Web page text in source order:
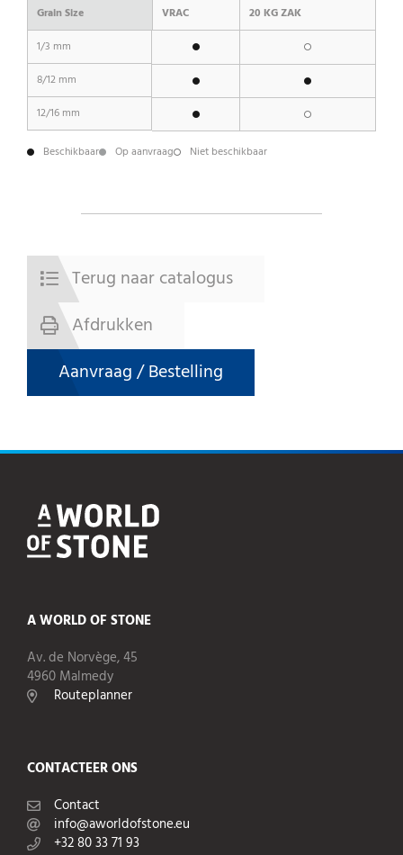
Grain Size VRAC
20 KG ZAK
1/3 mm
8/12 mm
12/16 mm
Beschikbaar Op aanvraag Niet beschikbaar
Terug naar catalogus
Afdrukken
Aanvraag / Bestelling
A WORLD OF STONE
Av. de Norvège, 45
4960 Malmedy
Routeplanner
CONTACTEER ONS
Contact
info@aworldofstone.eu
+32 80 33 71 93